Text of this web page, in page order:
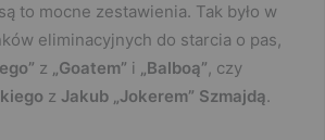
to mocne zestawienia. Tak było w
eliminacyjnych do starcia o pas,
z „Goatem” i „Balboą”, czy
z Jakub „Jokerem” Szmajdą.